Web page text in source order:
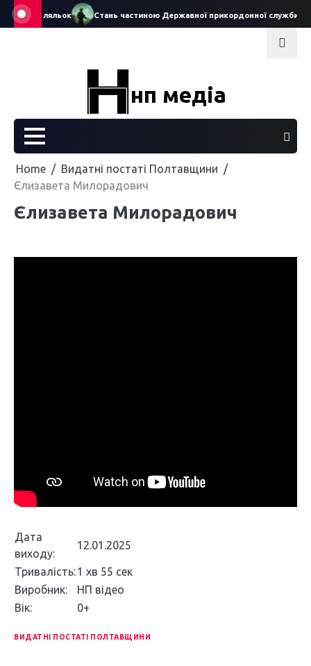
Skip
театру ляльок Стань частиною Державної прикордонної служби
нп медіа
Home
Видатні постаті Полтавщини
Єлизавета Милорадович
Єлизавета Милорадович
Дата
виходу:
12.01.2025
Тривалість:1 хв 55 сек
Виробник:
НП відео
Вік:
0+
ВИДАТНІ ПОСТАТІ ПОЛТАВЩИНИ